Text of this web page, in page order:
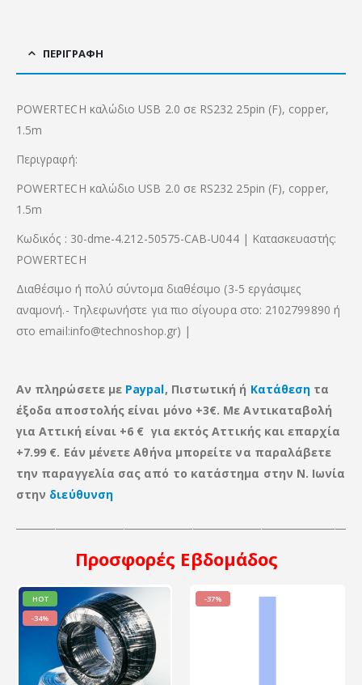
ΠΕΡΙΓΡΑΦΉ
POWERTECH καλώδιο USB 2.0 σε RS232 25pin (F), copper,
1.5m
Περιγραφή:
POWERTECH καλώδιο USB 2.0 σε RS232 25pin (F), copper,
1.5m
Κωδικός : 30-dme-4.212-50575-CAB-U044 | Κατασκευαστής:
POWERTECH
Διαθέσιμο ή πολύ σύντομα διαθέσιμο (3-5 εργάσιμες
αναμονή.- Τηλεφωνήστε για πιο σίγουρα στο: 2102799890 ή
στο email:info@technoshop.gr) |
Αν πληρώσετε με Paypal, Πιστωτική ή Κατάθεση τα
έξοδα αποστολής είναι μόνο +3€. Με Αντικαταβολή
για Αττική είναι +6 € για εκτός Αττικής καιεπαρχία
+7.99 €. Εάν μένετε Αθήνα μπορείτε να παραλάβετε
την παραγγελία σας από το κατάστημα στην Ν. Ιωνία
στην διεύθυνση
Προσφορές Εβδομάδος
HOT
-34%
-37%